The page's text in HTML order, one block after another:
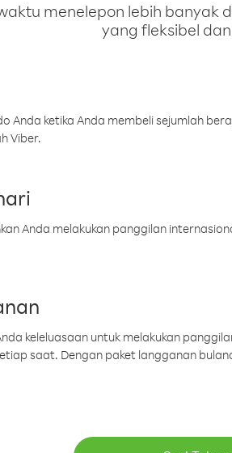
menelepon lebih banyak
yang fleksibel
Anda ketika Anda membeli sejumlah
Viber.
Anda melakukan panggilan
keleluasaan untuk melakukan
saat. Dengan paket langganan